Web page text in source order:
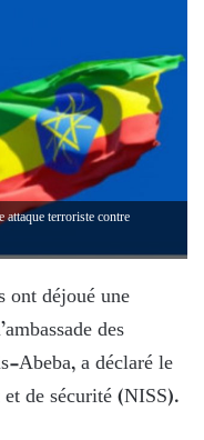
attaque terroriste contre
ont déjoué une
des
Abeba, a déclaré le
de sécurité (NISS).